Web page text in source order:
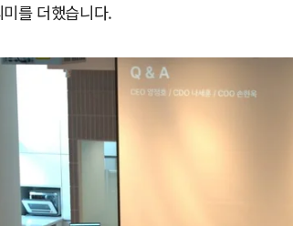
를 더했습니다.